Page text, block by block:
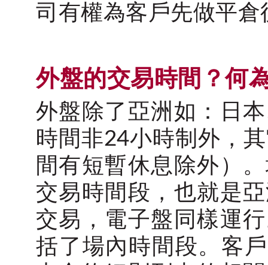
司有權為客戶先做平倉
外盤的交易時間？何
外盤除了亞洲如：日
時間非24小時制外，
間有短暫休息除外）
交易時間段，也就是
交易，電子盤同樣運
括了場內時間段。客